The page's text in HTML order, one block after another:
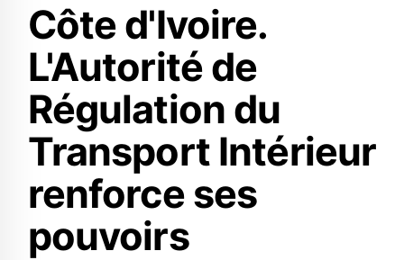
Côte d'Ivoire.
L'Autorité de
Régulation du
Transport Intérieur
renforce ses
pouvoirs